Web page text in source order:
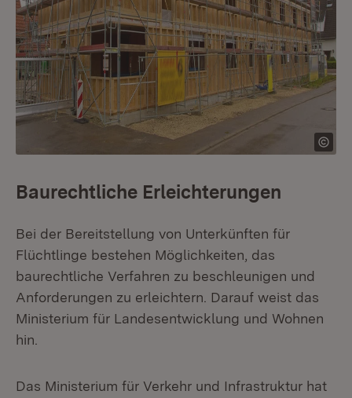
Baurechtliche Erleichterungen
Bei der Bereitstellung von Unterkünften für
Flüchtlinge bestehen Möglichkeiten, das
baurechtliche Verfahren zu beschleunigen und
Anforderungen zu erleichtern. Darauf weist das
Ministerium für Landesentwicklung und Wohnen
hin.
Das Ministerium für Verkehr und Infrastruktur hat